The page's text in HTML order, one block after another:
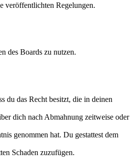
veröffentlichten Regelungen.
des Boards zu nutzen.
du das Recht besitzt, die in deinen
dich nach Abmahnung zeitweise oder
genommen hat. Du gestattest dem
Schaden zuzufügen.